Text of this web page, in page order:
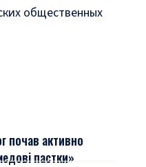
общественных
почав активно
пастки»